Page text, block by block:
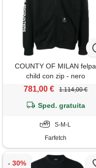
COUNTY OF MILAN felpa
child con zip - nero
781,00 € 1.114,00 €
Sped. gratuita
S-M-L
Farfetch